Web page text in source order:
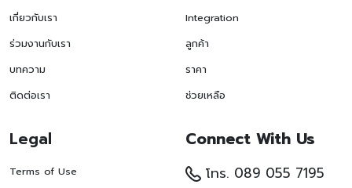
เกี่ยวกับเรา
ร่วมงานกับเรา
บทความ
ติดต่อเรา
Integration
ลูกค้า
ราคา
ช่วยเหลือ
Legal
Terms of Use
Connect With Us
โทร. 089 055 7195